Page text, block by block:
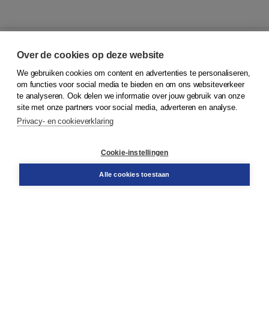
© 2026Koninklijke Boom uitgevers
Klantenservice
Service & informatie
Contact
Over de cookies op deze website
We gebruiken cookies om content en advertenties te personaliseren,
om functies voor social media te bieden en om ons websiteverkeer
te analyseren. Ook delen we informatie over jouw gebruik van onze
site met onze partners voor social media, adverteren en analyse.
Privacy- en cookieverklaring
Cookie-instellingen
Alle cookies toestaan